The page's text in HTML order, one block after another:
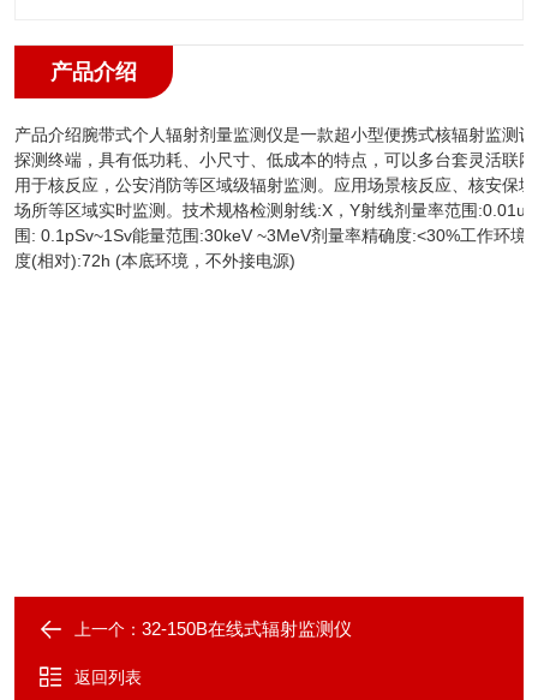
产品介绍
产品介绍腕带式个人辐射剂量监测仪是一款超小型便携式核辐射监测
探测终端，具有低功耗、小尺寸、低成本的特点，可以多台套灵活联
用于核反应，公安消防等区域级辐射监测。应用场景核反应、核安保
场所等区域实时监测。技术规格检测射线:X，Y射线剂量率范围
围: 0.1pSv~1Sv能量范围:30keV ~3MeV剂量率精确度:<30%工作环境
度(相对):72h (本底环境，不外接电源)
上一个： 32-150B在线式辐射监测仪
返回列表